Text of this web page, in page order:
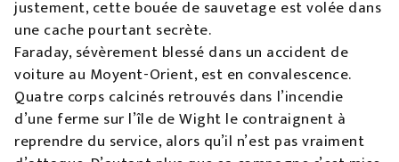
justement, cette bouée de sauvetage est volée dans
une cache pourtant secrète.
Faraday, sévèrement blessé dans un accident de
voiture au Moyent-Orient, est en convalescence.
Quatre corps calcinés retrouvés dans l’incendie
d’une ferme sur l’île de Wight le contraignent à
reprendre du service, alors qu’il n’est pas vraiment